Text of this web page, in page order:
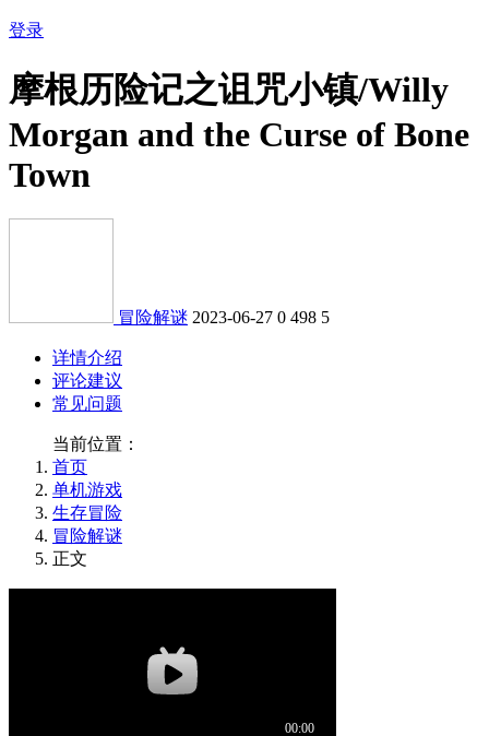
登录
摩根历险记之诅咒小镇/Willy
Morgan and the Curse of Bone
Town
冒险解谜 2023-06-27 0 498 5
详情介绍
评论建议
常见问题
当前位置：
首页
单机游戏
生存冒险
冒险解谜
正文